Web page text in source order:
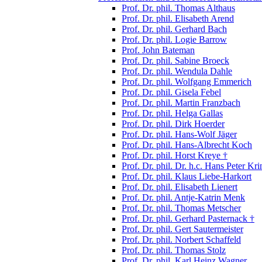
Prof. Dr. phil. Thomas Althaus
Prof. Dr. phil. Elisabeth Arend
Prof. Dr. phil. Gerhard Bach
Prof. Dr. phil. Logie Barrow
Prof. John Bateman
Prof. Dr. phil. Sabine Broeck
Prof. Dr. phil. Wendula Dahle
Prof. Dr. phil. Wolfgang Emmerich
Prof. Dr. phil. Gisela Febel
Prof. Dr. phil. Martin Franzbach
Prof. Dr. phil. Helga Gallas
Prof. Dr. phil. Dirk Hoerder
Prof. Dr. phil. Hans-Wolf Jäger
Prof. Dr. phil. Hans-Albrecht Koch
Prof. Dr. phil. Horst Kreye †
Prof. Dr. phil. Dr. h.c. Hans Peter
Prof. Dr. phil. Klaus Liebe-Harkort
Prof. Dr. phil. Elisabeth Lienert
Prof. Dr. phil. Antje-Katrin Menk
Prof. Dr. phil. Thomas Metscher
Prof. Dr. phil. Gerhard Pasternack †
Prof. Dr. phil. Gert Sautermeister
Prof. Dr. phil. Norbert Schaffeld
Prof. Dr. phil. Thomas Stolz